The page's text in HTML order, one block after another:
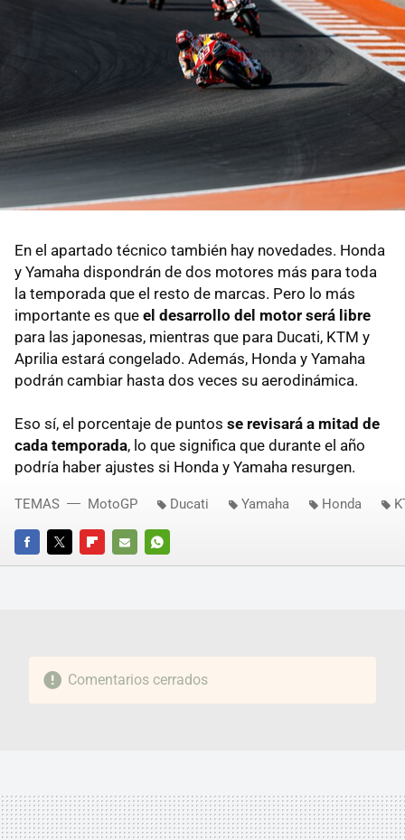
En el apartado técnico también hay novedades. Honda
y Yamaha dispondrán de dos motores más para toda
la temporada que el resto de marcas. Pero lo más
importante es que el desarrollo del motor será libre
para las japonesas, mientras que para Ducati, KTM y
Aprilia estará congelado. Además, Honda y Yamaha
podrán cambiar hasta dos veces su aerodinámica.
Eso sí, el porcentaje de puntos se revisará a mitad de
cada temporada, lo que significa que durante el año
podría haber ajustes si Honda y Yamaha resurgen.
FACEBOOKTWITTERFLIPBOARD
E-
WHATSAPP
TEMAS MotoGP Ducati Yamaha Honda
Comentarios cerrados